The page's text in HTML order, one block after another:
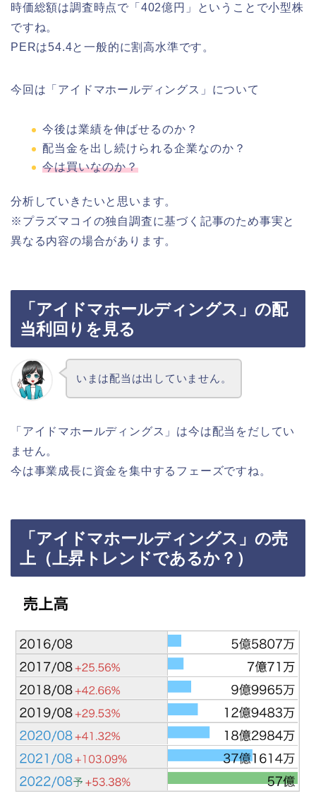
時価総額は調査時点で「402億円」ということで小型株
ですね。
PERは54.4と一般的に割高水準です。
今回は「アイドマホールディングス」について
今後は業績を伸ばせるのか？
配当金を出し続けられる企業なのか？
今は買いなのか？
分析していきたいと思います。
※プラズマコイの独自調査に基づく記事のため事実と
異なる内容の場合があります。
「アイドマホールディングス」の配
当利回りを見る
いまは配当は出していません。
「アイドマホールディングス」は今は配当をだしてい
ません。
今は事業成長に資金を集中するフェーズですね。
「アイドマホールディングス」の売
上（上昇トレンドであるか？）